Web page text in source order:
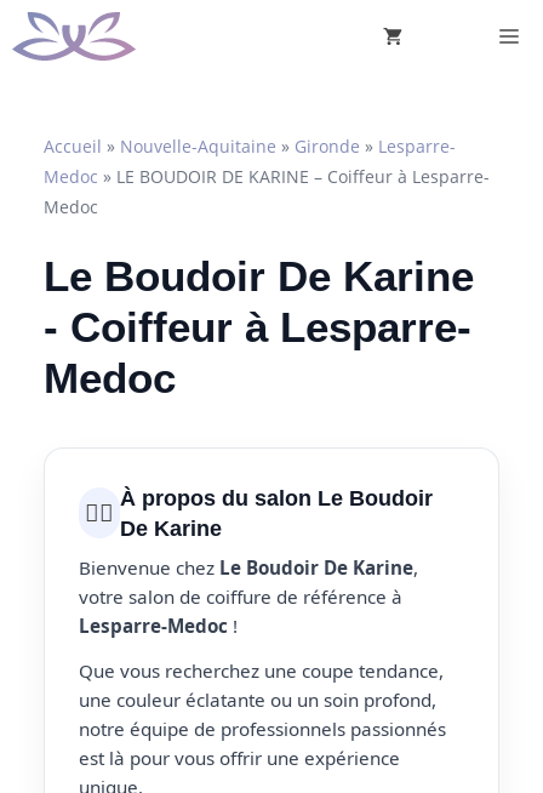
Aller
au
Accueil » Nouvelle-Aquitaine » Gironde » Lesparre-
Medoc » LE BOUDOIR DE KARINE – Coiffeur à Lesparre-
Medoc
Le Boudoir De Karine
- Coiffeur à Lesparre-
Medoc
💇‍♀️ À propos du salon Le Boudoir
De Karine
Bienvenue chez Le Boudoir De Karine,
votre salon de coiffure de référence à
Lesparre-Medoc !
Que vous recherchez une coupe tendance,
une couleur éclatante ou un soin profond,
notre équipe de professionnels passionnés
est là pour vous offrir une expérience
unique.